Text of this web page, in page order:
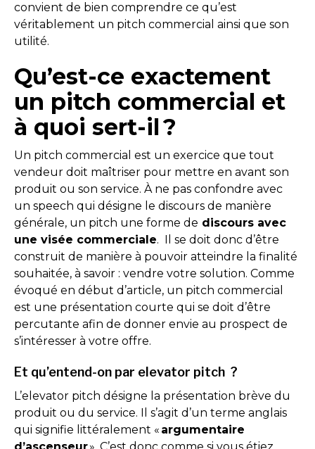
convient de bien comprendre ce qu’est
véritablement un pitch commercial ainsi que son
utilité.
Qu’est-ce exactement
un pitch commercial et
à quoi sert-il ?
Un pitch commercial est un exercice que tout
vendeur doit maîtriser pour mettre en avant son
produit ou son service. À ne pas confondre avec
un speech qui désigne le discours de manière
générale, un pitch une forme de discours avec
une visée commerciale. Il se doit donc d’être
construit de manière à pouvoir atteindre la finalité
souhaitée, à savoir : vendre votre solution. Comme
évoqué en début d’article, un pitch commercial
est une présentation courte qui se doit d’être
percutante afin de donner envie au prospect de
s’intéresser à votre offre.
Et qu’entend-on par elevator pitch ?
L’elevator pitch désigne la présentation brève du
produit ou du service. Il s’agit d’un terme anglais
qui signifie littéralement « argumentaire